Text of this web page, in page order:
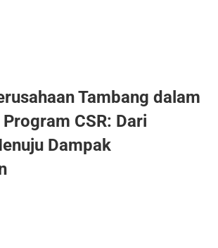
Tambang dalam
CSR: Dari
Dampak